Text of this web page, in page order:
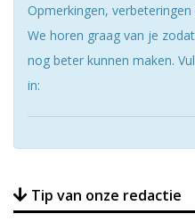
Opmerkingen,
We horen graag van je
nog beter kunnen maken.
in:
Tip van onze redactie